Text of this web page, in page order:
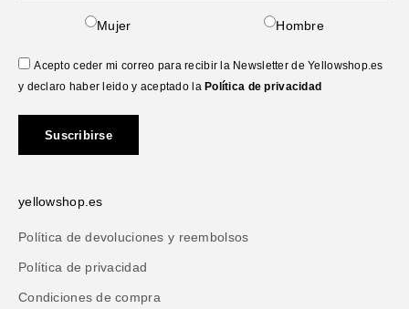
Mujer Hombre
Acepto ceder mi correo para recibir la Newsletter de Yellowshop.es
y declaro haber leido y aceptado la Política de privacidad
Suscribirse
yellowshop.es
Política de devoluciones y reembolsos
Política de privacidad
Condiciones de compra